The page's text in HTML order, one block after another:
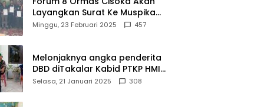
2026
Berprestasi
Layangkan Surat Ke Muspika
Atas Adanya Kantor Matel di
Minggu, 23 Februari 2025 457
Melonjaknya angka penderita
DBD diTakalar Kabid PTKP HMI
Cab.Takalar angkat bicara
Selasa, 21 Januari 2025 308